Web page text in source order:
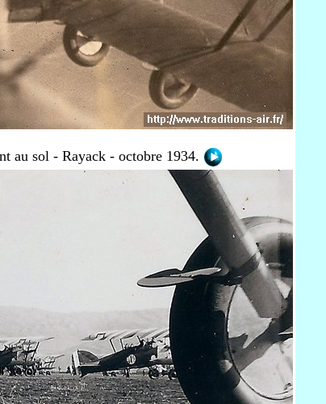
au sol - Rayack - octobre 1934.